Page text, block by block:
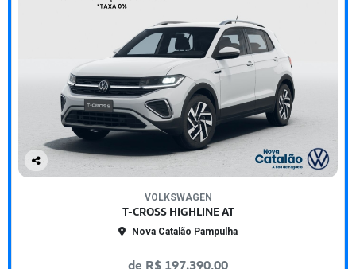
Co
VOLKSWAGEN
T-CROSS HIGHLINE AT
Nova Catalão Pampulha
de R$ 197.390,00